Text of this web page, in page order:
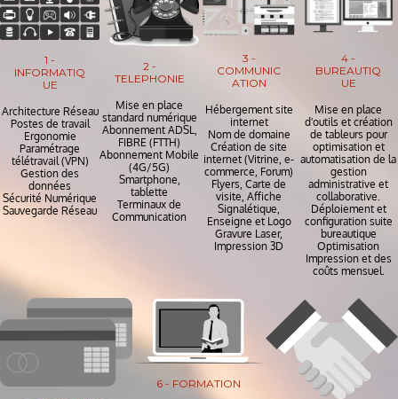
1 -
INFORMATIQ
UE
Architecture Réseau
Postes de travail
Ergonomie
Paramétrage
télétravail (VPN)
Gestion des
données
Sécurité Numérique
Sauvegarde Réseau
2 -
TELEPHONIE
Mise en place
standard numérique
Abonnement ADSL,
FIBRE (FTTH)
Abonnement Mobile
(4G/5G)
Smartphone,
tablette
Terminaux de
Communication
3 -
COMMUNIC
ATION
Hébergement site
internet
Nom de domaine
Création de site
internet (Vitrine, e-
commerce, Forum)
Flyers, Carte de
visite, Affiche
Signalétique,
Enseigne et Logo
Gravure Laser,
Impression 3D
4 -
BUREAUTIQ
UE
Mise en place
d'outils et création
de tableurs pour
optimisation et
automatisation de la
gestion
administrative et
collaborative.
Déploiement et
configuration suite
bureautique
Optimisation
Impression et des
coûts mensuel.
6 - FORMATION